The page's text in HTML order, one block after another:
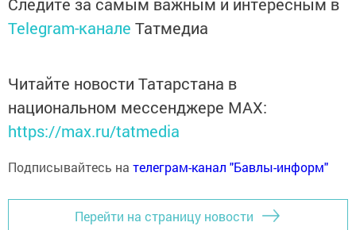
Следите за самым важным и интересным в
Telegram-канале Татмедиа
Читайте новости Татарстана в
национальном мессенджере MАХ:
https://max.ru/tatmedia
Подписывайтесь на телеграм-канал "Бавлы-информ"
Перейти на страницу новости